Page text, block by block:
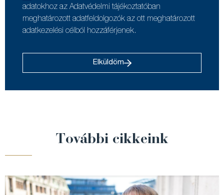
adatokhoz az Adatvédelmi tájékoztatóban
meghatározott adatfeldolgozók az ott meghatározott
adatkezelési célból hozzáférjenek.
Elküldöm
További cikkeink